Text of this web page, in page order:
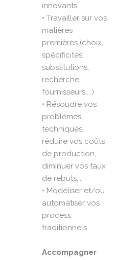
innovants.
• Travailler sur vos
matières
premières (choix,
spécificités,
substitutions,
recherche
fournisseurs,...)
• Résoudre vos
problèmes
techniques,
réduire vos coûts
de production,
diminuer vos taux
de rebuts,...
• Modéliser et/ou
automatiser vos
process
traditionnels
Accompagner